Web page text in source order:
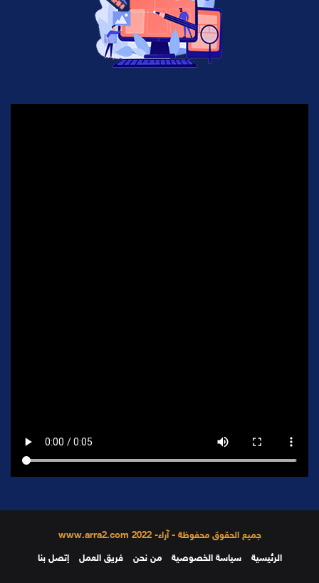
جميع الحقوق محفوظة - آراء- 2022 www.arra2.com
الرئيسية
سياسة الخصوصية من نحن فريق العمل إتصل بنا